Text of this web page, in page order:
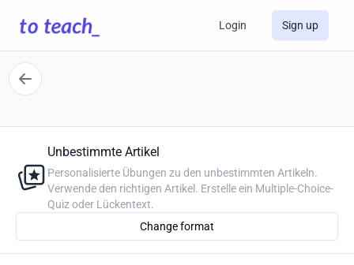
Login Sign up
Unbestimmte Artikel
Personalisierte Übungen zu den unbestimmten Artikeln.
Verwende den richtigen Artikel. Erstelle ein Multiple-Choice-
Quiz oder Lückentext.
Change format